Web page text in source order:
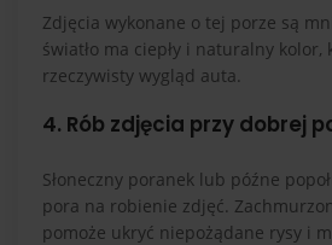
Zdjęcia wykonane o tej porze są
światło ma ciepły i naturalny
rzeczywisty wygląd auta.
4. Rób zdjęcia przy dobrej
Słoneczny poranek lub późne
pora na robienie zdjęć.
pomoże ukryć niepożądane rysy i